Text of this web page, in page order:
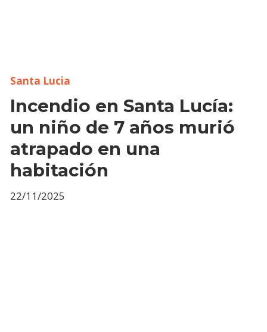
Incendio en Santa Lucía:
un niño de 7 años murió
atrapado en una
habitación
Santa Lucia
22/11/2025